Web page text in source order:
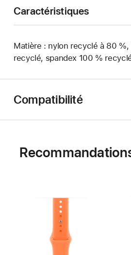
Caractéristiques
Matière : nylon recyclé à 80
recyclé, spandex 100 %
Compatibilité